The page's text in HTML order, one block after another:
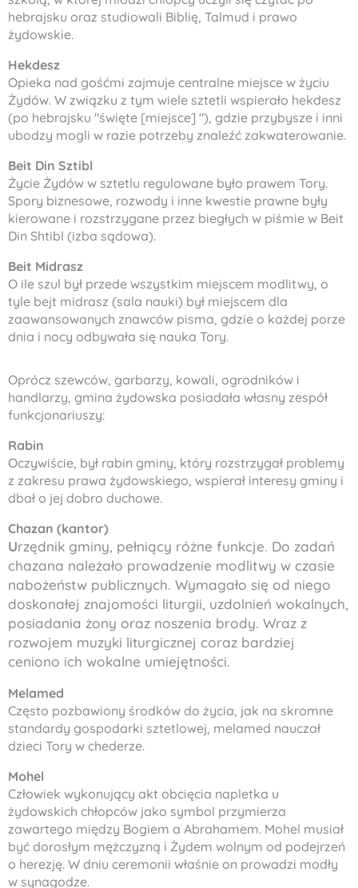
hebrajsku oraz studiowali Biblię, Talmud i prawo
żydowskie.
Hekdesz
Opieka nad gośćmi zajmuje centralne miejsce w życiu
Żydów. W związku z tym wiele sztetli wspierało hekdesz
(po hebrajsku "święte [miejsce] "), gdzie przybysze i inni
ubodzy mogli w razie potrzeby znaleźć zakwaterowanie.
Beit Din Sztibl
Życie Żydów w sztetlu regulowane było prawem Tory.
Spory biznesowe, rozwody i inne kwestie prawne były
kierowane i rozstrzygane przez biegłych w piśmie w Beit
Din Shtibl (izba sądowa).
Beit Midrasz
O ile szul był przede wszystkim miejscem modlitwy, o
tyle bejt midrasz (sala nauki) był miejscem dla
zaawansowanych znawców pisma, gdzie o każdej porze
dnia i nocy odbywała się nauka Tory.
Oprócz szewców, garbarzy, kowali, ogrodników i
handlarzy, gmina żydowska posiadała własny zespół
funkcjonariuszy:
Rabin
Oczywiście, był rabin gminy, który rozstrzygał problemy
z zakresu prawa żydowskiego, wspierał interesy gminy i
dbał o jej dobro duchowe.
Chazan (kantor)
Urzędnik gminy, pełniący różne funkcje. Do zadań
chazana należało prowadzenie modlitwy w czasie
nabożeństw publicznych. Wymagało się od niego
doskonałej znajomości liturgii, uzdolnień wokalnych,
posiadania żony oraz noszenia brody. Wraz z
rozwojem muzyki liturgicznej coraz bardziej
ceniono ich wokalne umiejętności.
Melamed
Często pozbawiony środków do życia, jak na skromne
standardy gospodarki sztetlowej, melamed nauczał
dzieci Tory w chederze.
Mohel
Człowiek wykonujący akt obcięcia napletka u
żydowskich chłopców jako symbol przymierza
zawartego między Bogiem a Abrahamem. Mohel musiał
być dorosłym mężczyzną i Żydem wolnym od podejrzeń
o herezję. W dniu ceremonii właśnie on prowadzi modły
w synagodze.